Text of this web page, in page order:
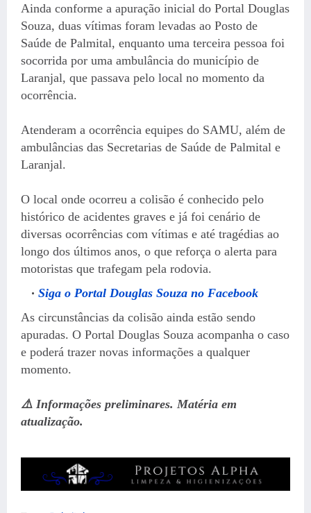
Ainda conforme a apuração inicial do Portal Douglas
Souza, duas vítimas foram levadas ao Posto de
Saúde de Palmital, enquanto uma terceira pessoa foi
socorrida por uma ambulância do município de
Laranjal, que passava pelo local no momento da
ocorrência.
Atenderam a ocorrência equipes do SAMU, além de
ambulâncias das Secretarias de Saúde de Palmital e
Laranjal.
O local onde ocorreu a colisão é conhecido pelo
histórico de acidentes graves e já foi cenário de
diversas ocorrências com vítimas e até tragédias ao
longo dos últimos anos, o que reforça o alerta para
motoristas que trafegam pela rodovia.
Siga o Portal Douglas Souza no Facebook
As circunstâncias da colisão ainda estão sendo
apuradas. O Portal Douglas Souza acompanha o caso
e poderá trazer novas informações a qualquer
momento.
⚠️ Informações preliminares. Matéria em
atualização.